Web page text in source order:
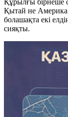
Құрылғы бірнеше
Қытай не Америка
болашақта екі
сияқты.